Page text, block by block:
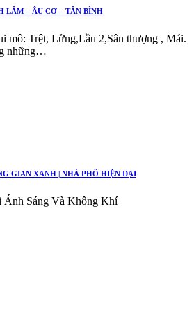
LÂM – ÂU CƠ – TÂN BÌNH
mô: Trệt, Lửng,Lầu 2,Sân thượng , Mái.
những…
GIAN XANH | NHÀ PHỐ HIỆN ĐẠI
Ánh Sáng Và Không Khí